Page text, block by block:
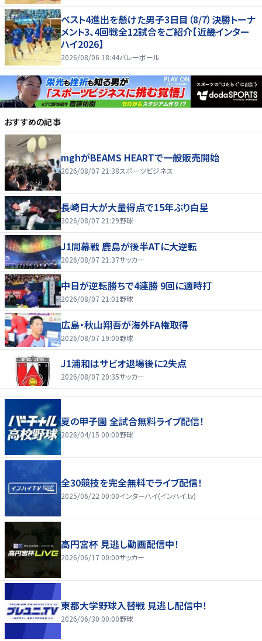
ベスト4進出を懸けた男子3日目（8/7）決勝トーナ
メント3、4回戦全12試合をご紹介【近畿インター
ハイ2026】
2026/08/06 18:44バレーボール
おすすめの記事
mghがBEAMS HEARTで一般販売開始
2026/08/07 21:38スポーツビジネス
長崎日大が大量得点で15年ぶり白星
2026/08/07 21:29野球
J1開幕戦 鹿島が後半ATに大逆転
2026/08/07 21:37サッカー
中日が逆転勝ちで4連勝 9回に適時打
2026/08/07 21:01 野球
広島・秋山翔吾が海外FA権取得
2026/08/07 19:00野球
J1浦和はサビオ退場後に2失点
2026/08/07 20:35サッカー
夏の甲子園 全試合無料ライブ配信！
2026/04/15 00:00野球
全30競技を完全無料でライブ配信！
2025/06/22 00:00インターハイ(インハイ.tv)
高円宮杯 見逃し動画配信中！
2026/06/17 00:00サッカー
東都大学野球入替戦 見逃し配信中！
2026/06/30 00:00野球